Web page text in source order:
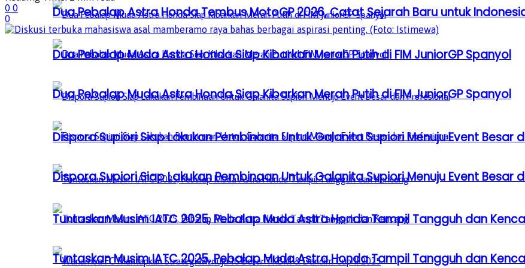
Dua Pebalap Muda Astra Honda Siap Kibarkan Merah Putih di FIM JuniorGP Spanyol
Dispora Supiori Siap Lakukan Pembinaan Untuk Galanita Supiori Menuju Event Besar
Tuntaskan Musim IATC 2025, Pebalap Muda Astra Honda Tampil Tangguh dan
Dua Pebalap Astra Honda Tembus MotoGP 2026, Catat Sejarah Baru untuk
Dua Pebalap Muda Astra Honda Siap Kibarkan Merah Putih di FIM JuniorGP Spanyol
Dispora Supiori Siap Lakukan Pembinaan Untuk Galanita Supiori Menuju Event Besar
Tuntaskan Musim IATC 2025, Pebalap Muda Astra Honda Tampil Tangguh dan
0 0
0